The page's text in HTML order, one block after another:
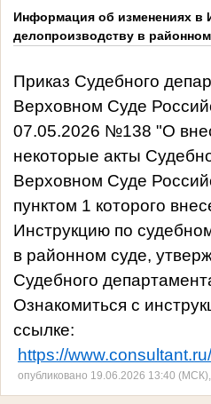
Информация об изменениях в
делопроизводству в
Приказ Судебного
Верховном Суде
07.05.2026 №138 "О
некоторые акты
Верховном Суде
пунктом 1 которого
Инструкцию по
в районном суде,
Судебного
Ознакомиться с
ссылке:
https://
опубликовано 19.06.2026 13:40